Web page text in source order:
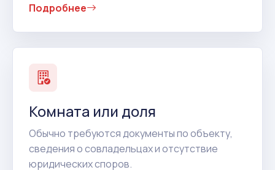
Подробнее
Комната или доля
Обычно требуются документы по объекту,
сведения о совладельцах и отсутствие
юридических споров.